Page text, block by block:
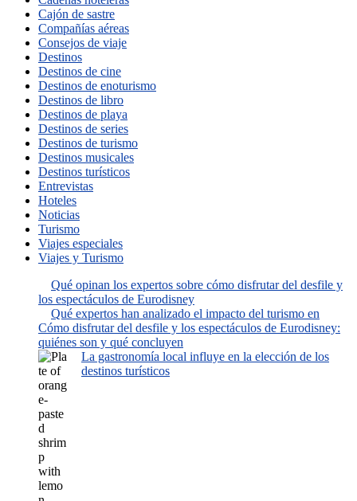
Cajón de sastre
Compañías aéreas
Consejos de viaje
Destinos
Destinos de cine
Destinos de enoturismo
Destinos de libro
Destinos de playa
Destinos de series
Destinos de turismo
Destinos musicales
Destinos turísticos
Entrevistas
Hoteles
Noticias
Turismo
Viajes especiales
Viajes y Turismo
Qué opinan los expertos sobre cómo disfrutar del desfile y
los espectáculos de Eurodisney
Qué expertos han analizado el impacto del turismo en
Cómo disfrutar del desfile y los espectáculos de Eurodisney:
quiénes son y qué concluyen
La gastronomía local influye en la elección de los
destinos turísticos